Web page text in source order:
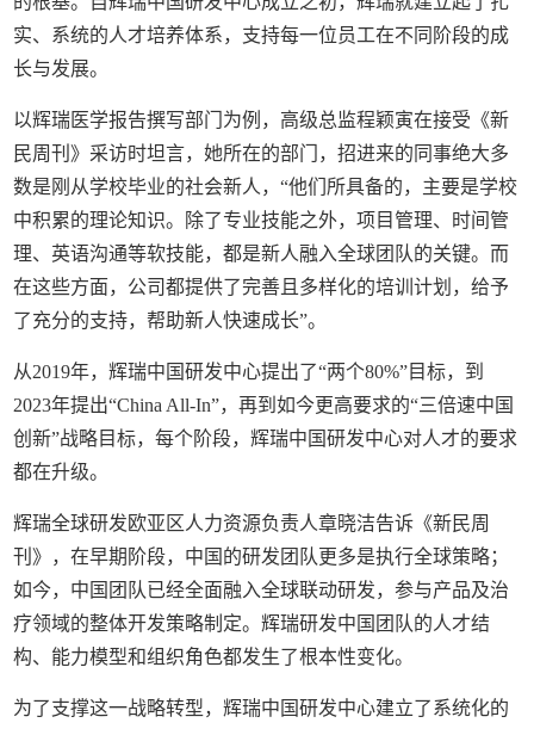
实、系统的人才培养体系，支持每一位员工在不同阶段的成
长与发展。
以辉瑞医学报告撰写部门为例，高级总监程颖寅在接受《新
民周刊》采访时坦言，她所在的部门，招进来的同事绝大多
数是刚从学校毕业的社会新人，“他们所具备的，主要是学校
中积累的理论知识。除了专业技能之外，项目管理、时间管
理、英语沟通等软技能，都是新人融入全球团队的关键。而
在这些方面，公司都提供了完善且多样化的培训计划，给予
了充分的支持，帮助新人快速成长”。
从2019年，辉瑞中国研发中心提出了“两个80%”目标，到
2023年提出“China All-In”，再到如今更高要求的“三倍速中国
创新”战略目标，每个阶段，辉瑞中国研发中心对人才的要求
都在升级。
辉瑞全球研发欧亚区人力资源负责人章晓洁告诉《新民周
刊》，在早期阶段，中国的研发团队更多是执行全球策略；
如今，中国团队已经全面融入全球联动研发，参与产品及治
疗领域的整体开发策略制定。辉瑞研发中国团队的人才结
构、能力模型和组织角色都发生了根本性变化。
为了支撑这一战略转型，辉瑞中国研发中心建立了系统化的